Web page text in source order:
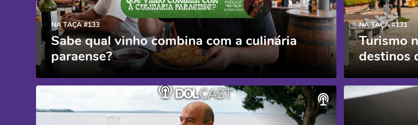
NA TAÇA #133
Sabe qual vinho combina com a culinária
paraense?
NA TAÇA #131
Turismo
destinos